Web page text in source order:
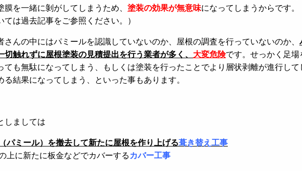
膜を一緒に剝がしてしまうため、 塗装の効果が無意味になってしまうからです。
ては過去記事をご参照ください。）
さんの中にはパミールを認識していないのか、屋根の調査を行っていないのか、
切触れずに屋根塗装の見積提出を行う業者が多く、 大変危険です。せっかく足場
ても無駄になってしまう、もしくは塗装を行ったことでより層状剥離が進行して
る結果になってしまう、といった事もあります。
しましては
パミール）を撤去して新たに屋根を作り上げる葺き替え工事
上に新たに板金などでカバーする カバー工事